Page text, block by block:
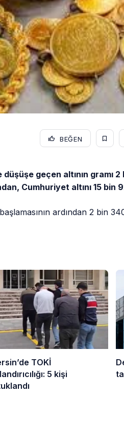
BEĞEN
geçen altının gramı
Cumhuriyet altını 15 bin
ardından 2 bin
TOKİ
5 kişi